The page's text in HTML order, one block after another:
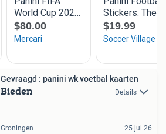
Gevraagd : panini wk voetbal kaarten
Bieden Details
Groningen 25 jul 26